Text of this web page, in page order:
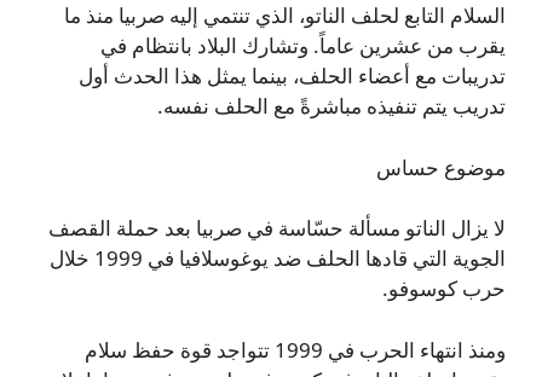
السلام التابع لحلف الناتو، الذي تنتمي إليه صربيا منذ ما
يقرب من عشرين عاماً. وتشارك البلاد بانتظام في
تدريبات مع أعضاء الحلف، بينما يمثل هذا الحدث أول
تدريب يتم تنفيذه مباشرةً مع الحلف نفسه.
موضوع حساس
لا يزال الناتو مسألة حسّاسة في صربيا بعد حملة القصف
الجوية التي قادها الحلف ضد يوغوسلافيا في 1999 خلال
حرب كوسوفو.
ومنذ انتهاء الحرب في 1999 تتواجد قوة حفظ سلام